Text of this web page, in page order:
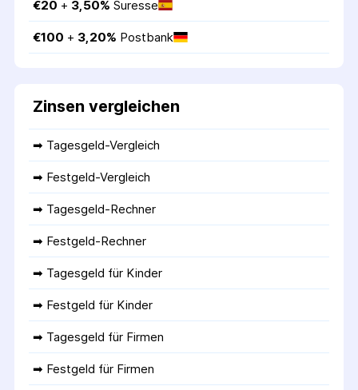
€20 + 3,50% Suresse
€100 + 3,20% Postbank
Zinsen vergleichen
➡ Tagesgeld-Vergleich
➡ Festgeld-Vergleich
➡ Tagesgeld-Rechner
➡ Festgeld-Rechner
➡ Tagesgeld für Kinder
➡ Festgeld für Kinder
➡ Tagesgeld für Firmen
➡ Festgeld für Firmen